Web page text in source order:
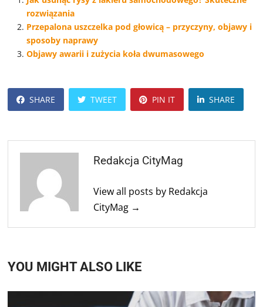
rozwiązania
Przepalona uszczelka pod głowicą – przyczyny, objawy i
sposoby naprawy
Objawy awarii i zużycia koła dwumasowego
SHARE TWEET PIN IT SHARE
Redakcja CityMag
View all posts by Redakcja
CityMag →
YOU MIGHT ALSO LIKE